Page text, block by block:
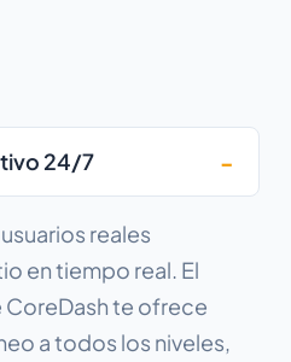
24/7
reales
en tiempo real. El
te ofrece
a todos los niveles,